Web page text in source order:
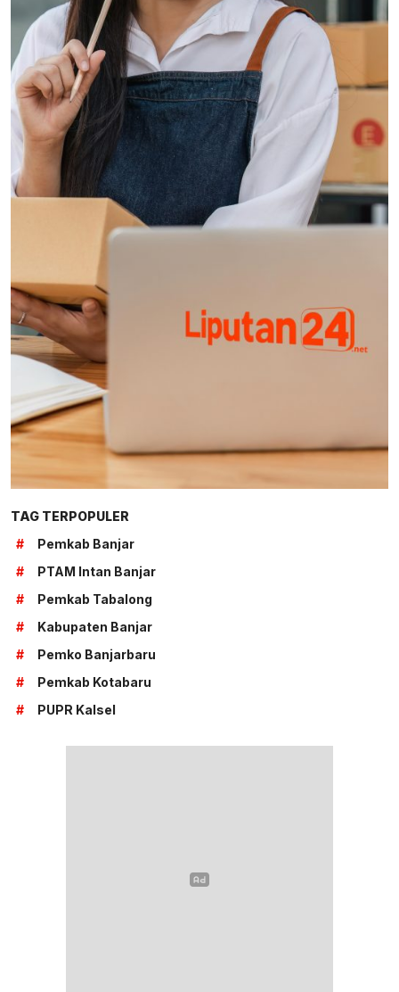
TAG TERPOPULER
#
Pemkab Banjar
#
PTAM Intan Banjar
#
Pemkab Tabalong
#
Kabupaten Banjar
#
Pemko Banjarbaru
#
Pemkab Kotabaru
#
PUPR Kalsel